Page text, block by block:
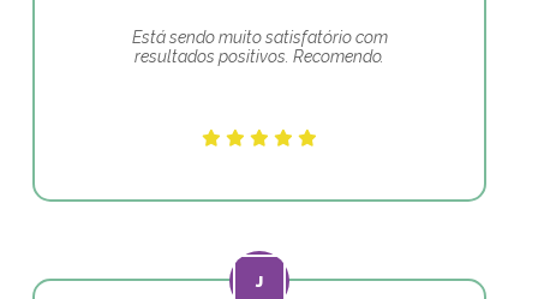
Está sendo muito satisfatório com
resultados positivos. Recomendo.